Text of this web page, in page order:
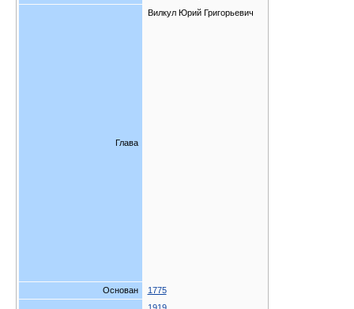
Глава
Вилкул Юрий Григорьевич
Основан 1775